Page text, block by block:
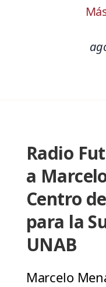
Radio
a
Centro
para la
UNAB
Marcelo